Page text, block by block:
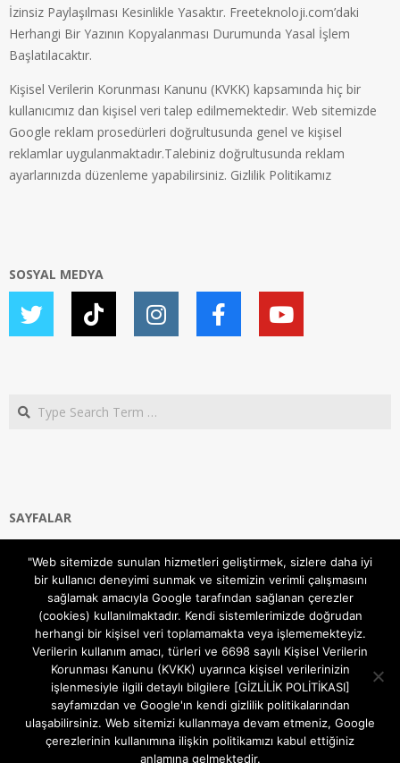
İzinsiz Paylaşılması Kesinlikle Yasaktır. Freeteknoloji.com’daki
Herhangi Bir Yazının Kopyalanması Durumunda Yasal İşlem
Başlatılacaktır.
Kişisel Verilerin Korunması Kanunu (KVKK) kapsamında hiç bir
kullanıcımız dan kişisel veri talep edilmemektedir. Web sitemizde
Google reklam prosedürleri doğrultusunda genel ve kişisel
reklamlar uygulanmaktadır.Talebiniz doğrultusunda reklam
ayarlarınızda düzenleme yapabilirsiniz. Gizlilik Politikamız
SOSYAL MEDYA
Search
SAYFALAR
Gizlilik ve Çerezler (Cookies) Politikası
Hakkımızda
İletişim Kanalları
MODEM KURULUM
TEKNİK DESTEK
TELEVİZYON SİSTEMLERİ
"Web sitemizde sunulan hizmetleri geliştirmek, sizlere daha iyi
bir kullanıcı deneyimi sunmak ve sitemizin verimli çalışmasını
sağlamak amacıyla Google tarafından sağlanan çerezler
(cookies) kullanılmaktadır. Kendi sistemlerimizde doğrudan
herhangi bir kişisel veri toplamamakta veya işlememekteyiz.
Verilerin kullanım amacı, türleri ve 6698 sayılı Kişisel Verilerin
Korunması Kanunu (KVKK) uyarınca kişisel verilerinizin
işlenmesiyle ilgili detaylı bilgilere [GİZLİLİK POLİTİKASI]
sayfamızdan ve Google'ın kendi gizlilik politikalarından
ulaşabilirsiniz. Web sitemizi kullanmaya devam etmeniz, Google
çerezlerinin kullanımına ilişkin politikamızı kabul ettiğiniz
anlamına gelmektedir.